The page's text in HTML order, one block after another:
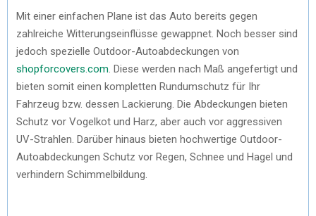
Mit einer einfachen Plane ist das Auto bereits gegen
zahlreiche Witterungseinflüsse gewappnet. Noch besser sind
jedoch spezielle Outdoor-Autoabdeckungen von
shopforcovers.com . Diese werden nach Maß angefertigt und
bieten somit einen kompletten Rundumschutz für Ihr
Fahrzeug bzw. dessen Lackierung. Die Abdeckungen bieten
Schutz vor Vogelkot und Harz, aber auch vor aggressiven
UV-Strahlen. Darüber hinaus bieten hochwertige Outdoor-
Autoabdeckungen Schutz vor Regen, Schnee und Hagel und
verhindern Schimmelbildung.